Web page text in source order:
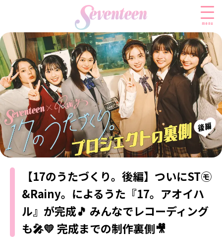
menu
すべての新着記事
FASHION
ファッションニュース
モデル私服
着回し
BEAUTY
ビューティニュース
トレンドメイク
ヘアアレンジ・ヘアケア
スキンケア
ボディケア
SCHOOL
スクールニュース
制服コーデ
学校ヘアメイク
勉強・受験・進路
ENTERTAINMENT
エンタメニュース
なにわ男子
K-POP
LIFESTYLE
ライフスタイルニュース
JKランキング・アワード
モデルの購入品
JK TREND
JKトレンドニュース
MODELS
【17のうたづくり。後編】ついにST㋲
&Rainy。によるうた『17。アオイハ
ル』が完成🎵 みんなでレコーディング
も🎤💛 完成までの制作裏側🎥